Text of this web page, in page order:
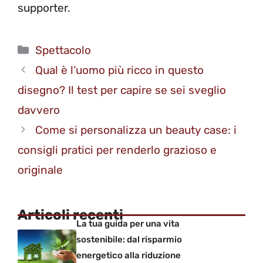
supporter.
Categorie
Spettacolo
Qual è l’uomo più ricco in questo
disegno? Il test per capire se sei sveglio
davvero
Come si personalizza un beauty case: i
consigli pratici per renderlo grazioso e
originale
Articoli recenti
La tua guida per una vita
sostenibile: dal risparmio
energetico alla riduzione